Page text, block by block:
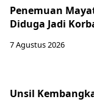
Penemuan
Diduga Jadi
7 Agustus 2026
Unsil